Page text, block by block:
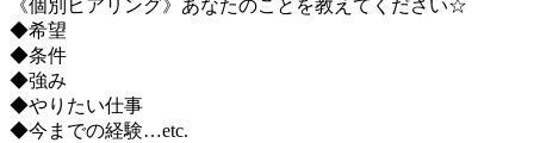
《個別ヒアリング》あなたのことを教えてください☆
◆希望
◆条件
◆強み
◆やりたい仕事
◆今までの経験…etc.